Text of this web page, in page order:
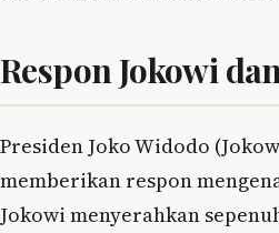
Respon Jokowi
Presiden Joko Widodo
memberikan respon
Jokowi menyerahkan